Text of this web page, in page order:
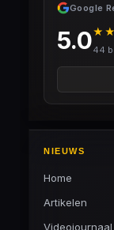
Google
5.044
NIEUWS
Home
Artikelen
Videojournaal